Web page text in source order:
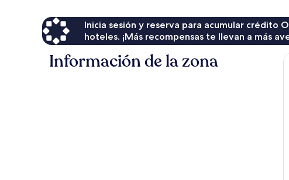
Inicia sesión y reserva para acumular crédito
hoteles. ¡Más recompensas te llevan a más
Información de la zona